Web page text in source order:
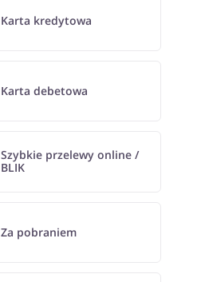
Karta kredytowa
Karta debetowa
Szybkie przelewy online /
BLIK
Za pobraniem